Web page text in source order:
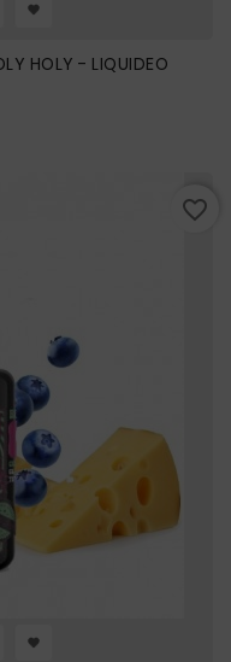
HOLY - LIQUIDEO
favorite_border